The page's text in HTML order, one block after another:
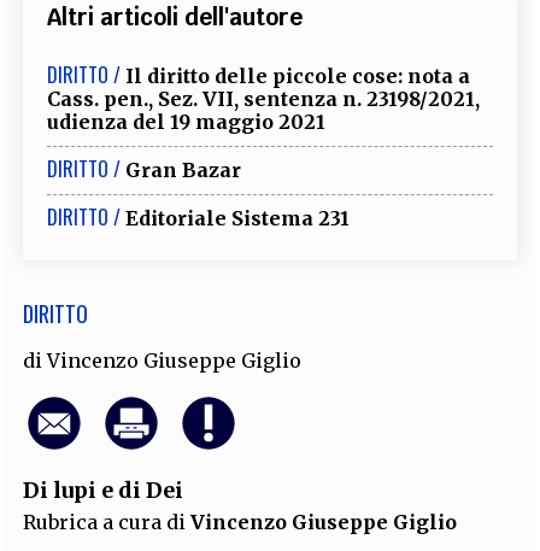
Altri articoli dell'autore
DIRITTO / Il diritto delle piccole cose: nota a
Cass. pen., Sez. VII, sentenza n. 23198/2021,
udienza del 19 maggio 2021
DIRITTO / Gran Bazar
DIRITTO / Editoriale Sistema 231
DIRITTO
diVincenzo Giuseppe Giglio
Di lupi e di Dei
Rubrica a cura diVincenzo Giuseppe Giglio